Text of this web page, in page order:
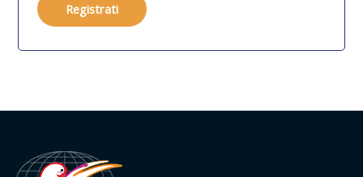
Registrati